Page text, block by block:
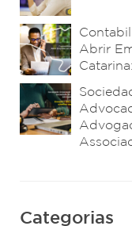
Abrir
Categorias